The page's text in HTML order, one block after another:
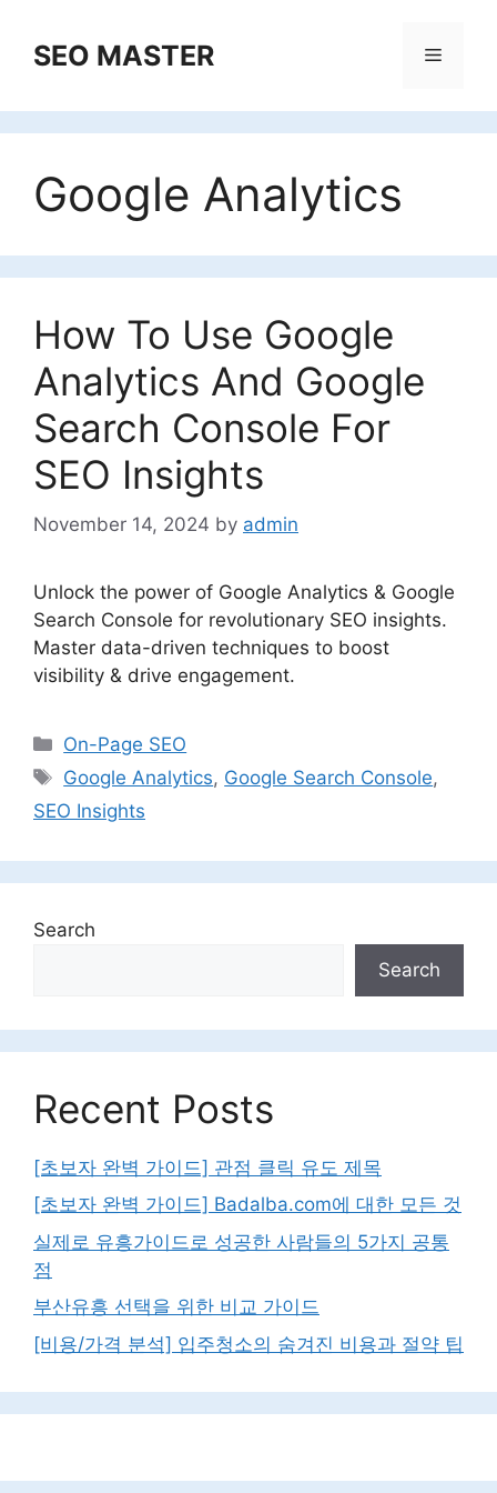
contentSEO MASTER Menu
Google Analytics
How To Use Google
Analytics And Google
Search Console For
SEO Insights
November 14, 2024 by admin
Unlock the power of Google Analytics & Google
Search Console for revolutionary SEO insights.
Master data-driven techniques to boost
visibility & drive engagement.
Categories
On-Page SEO
Tags
Google Analytics, Google Search Console,
SEO Insights
Search
Search
Recent Posts
[초보자 완벽 가이드] 관점 클릭 유도 제목
[초보자 완벽 가이드] Badalba.com에 대한 모든 것
실제로 유흥가이드로 성공한 사람들의 5가지 공통
점
부산유흥 선택을 위한 비교 가이드
[비용/가격 분석] 입주청소의 숨겨진 비용과 절약 팁